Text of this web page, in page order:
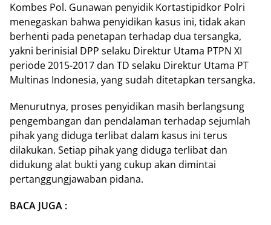
Kombes Pol. Gunawan penyidik Kortastipidkor Polri
menegaskan bahwa penyidikan kasus ini, tidak akan
berhenti pada penetapan terhadap dua tersangka,
yakni berinisial DPP selaku Direktur Utama PTPN XI
periode 2015-2017 dan TD selaku Direktur Utama PT
Multinas Indonesia, yang sudah ditetapkan tersangka.
Menurutnya, proses penyidikan masih berlangsung
pengembangan dan pendalaman terhadap sejumlah
pihak yang diduga terlibat dalam kasus ini terus
dilakukan. Setiap pihak yang diduga terlibat dan
didukung alat bukti yang cukup akan dimintai
pertanggungjawaban pidana.
BACA JUGA :